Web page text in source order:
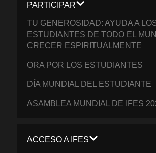
PARTICIPAR
TU GENEROSIDAD: AYUDA A
ESTUDIANTES DE TODO EL
CRECER ESPIRITUALMENTE
ORA POR LOS ESTUDIANTES
DÍA MUNDIAL DEL ESTUDIANTE
ASAMBLEA MUNDIAL DE IFES
ACCESO A IFES